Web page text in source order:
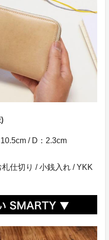
/ D：2.3cm
札仕切り / 小銭入れ / YKK